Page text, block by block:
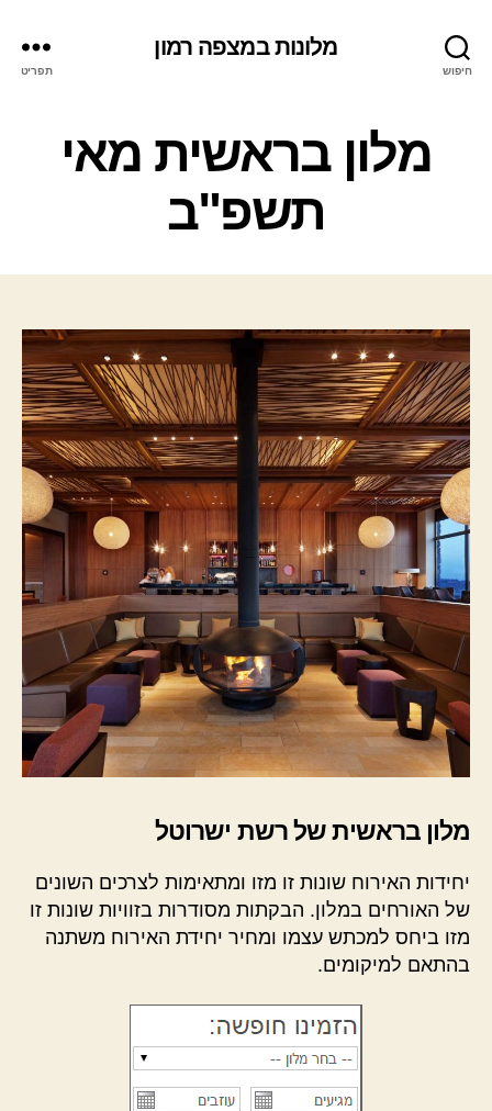
חיפוש
מלונות במצפה רמון
תפריט
ק
ט
ו
ר
ו
מלון בראשית מאי
תשפ"ב
מלון בראשית של רשת ישרוטל
יחידות האירוח שונות זו מזו ומתאימות לצרכים השונים
של האורחים במלון. הבקתות מסודרות בזוויות שונות זו
מזו ביחס למכתש עצמו ומחיר יחידת האירוח משתנה
בהתאם למיקומים.